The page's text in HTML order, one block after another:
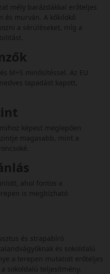
mély barázdákkal erőteljes
és murván. A kőkilökő
a sérüléseket, míg a
M+S minősítéssel. Az EU
tapadást kapott,
képest meglepően
magasabb, mint a
ahol fontos a
is megbízható
és strapabíró
és sokoldalú
a terepen mutatott erőteljes
sokoldalú teljesítmény.